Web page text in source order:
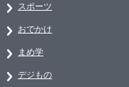
スポーツ
おでかけ
まめ学
デジもの